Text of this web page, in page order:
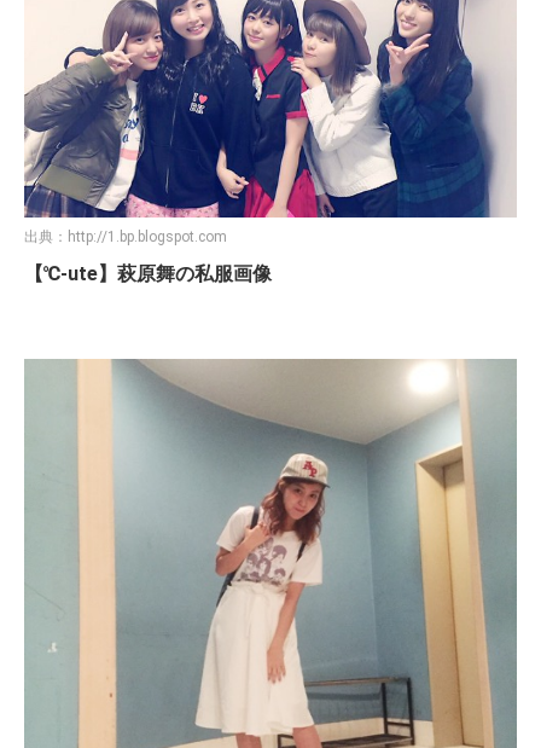
出典： http://1.bp.blogspot.com
【℃-ute】萩原舞の私服画像